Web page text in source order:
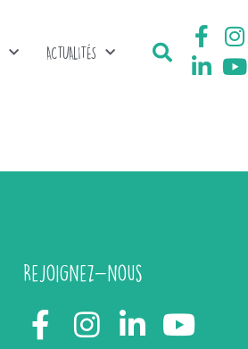
ACTUALITÉS
Rejoignez-nous